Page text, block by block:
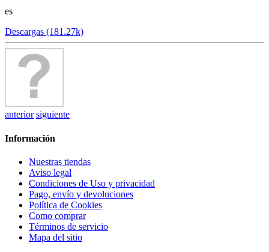
es
Descargas (181.27k)
anterior siguiente
Información
Nuestras tiendas
Aviso legal
Condiciones de Uso y privacidad
Pago, envío y devoluciones
Política de Cookies
Como comprar
Términos de servicio
Mapa del sitio